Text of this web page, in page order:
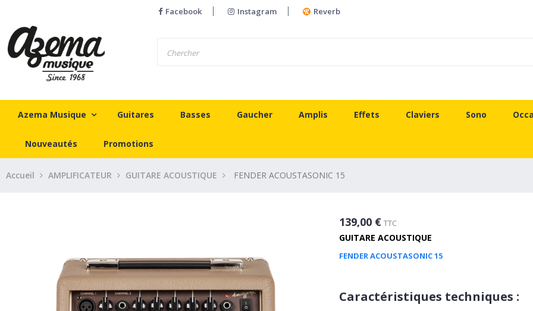
Facebook Instagram Reverb
Azema Musique Guitares Basses Gaucher Amplis Effets Claviers Sono
Nouveautés Promotions
Accueil AMPLIFICATEUR GUITARE ACOUSTIQUE FENDER ACOUSTASONIC 15
139,00 € TTC
GUITARE ACOUSTIQUE
FENDER ACOUSTASONIC 15
Caractéristiques techniques :